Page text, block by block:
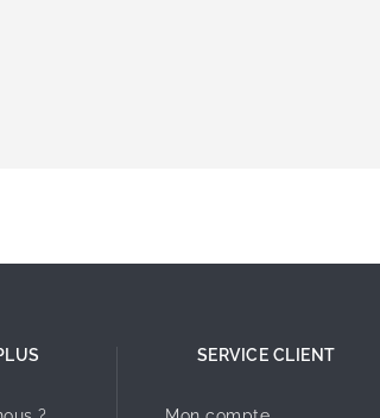
SERVICE CLIENT